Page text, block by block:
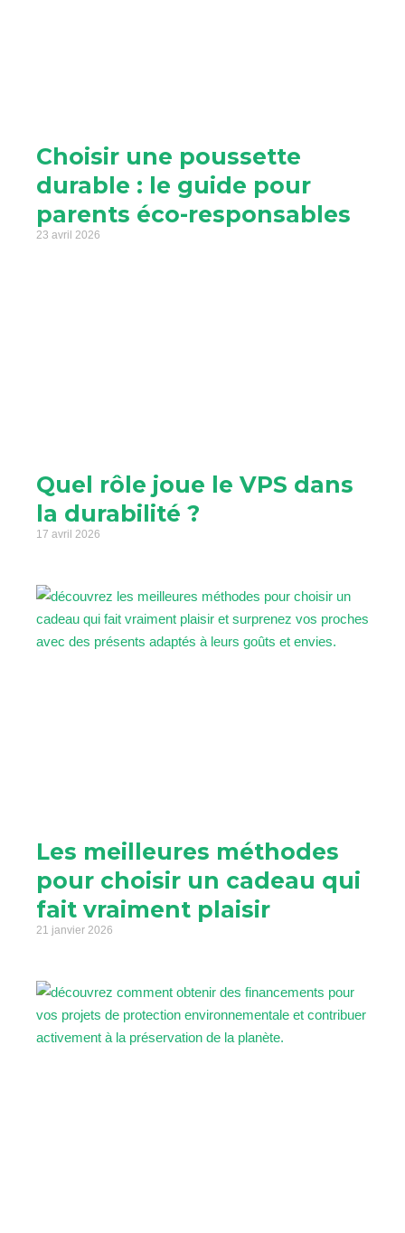
Choisir une poussette
durable : le guide pour
parents éco-responsables
23 avril 2026
Quel rôle joue le VPS dans
la durabilité ?
17 avril 2026
Les meilleures méthodes
pour choisir un cadeau qui
fait vraiment plaisir
21 janvier 2026